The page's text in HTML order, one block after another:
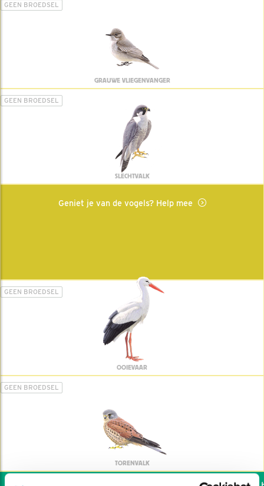
GEEN BROEDSEL
GRAUWE VLIEGENVANGER
GEEN BROEDSEL
SLECHTVALK
Geniet je van de vogels? Help mee
GEEN BROEDSEL
OOIEVAAR
GEEN BROEDSEL
TORENVALK